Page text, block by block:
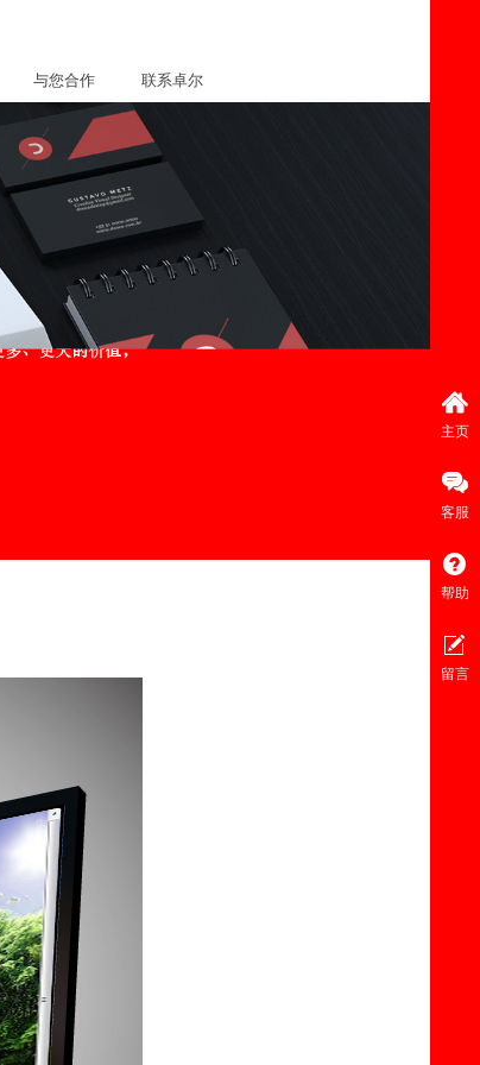
与您合作 联系卓尔
主页
客服
帮助
留言